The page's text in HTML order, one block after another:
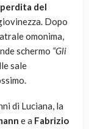
perdita del
Dopo
omonima,
schermo “Gli
sale
di Luciana, la
e a Fabrizio